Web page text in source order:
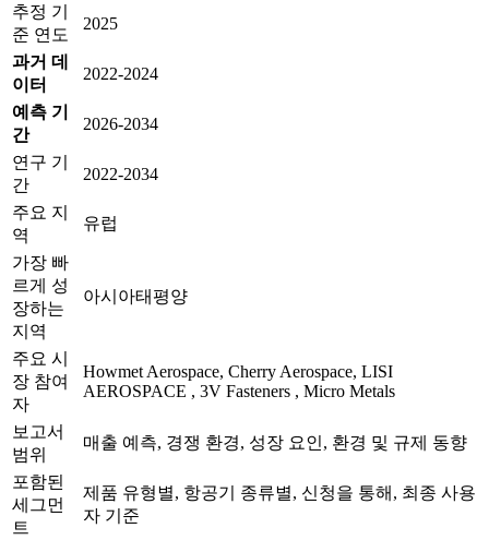
추정 기
준 연도
2025
과거 데
이터
2022-2024
예측 기
간
2026-2034
연구 기
간
2022-2034
주요 지
역
유럽
가장 빠
르게 성
장하는
지역
아시아태평양
주요 시
장 참여
자
Howmet Aerospace, Cherry Aerospace, LISI
AEROSPACE , 3V Fasteners , Micro Metals
보고서
범위
매출 예측, 경쟁 환경, 성장 요인, 환경 및 규제 동향
포함된
세그먼
트
제품 유형별, 항공기 종류별, 신청을 통해, 최종 사용
자 기준